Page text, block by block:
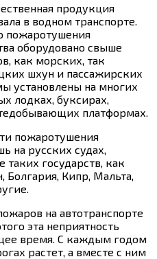
продукция
в водном транспорте.
пожаротушения
оборудовано свыше
как морских, так
шхун и пассажирских
установлены на многих
лодках, буксирах,
платформах.
пожаротушения
на русских судах,
таких государств, как
Болгария, Кипр, Мальта,
на автотранспорте
эта неприятность
время. С каждым годом
растет, а вместе с ним